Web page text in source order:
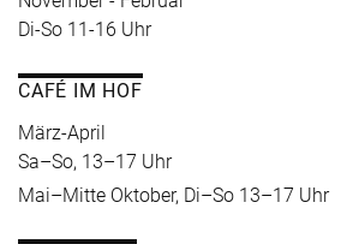
Di-So 11-16 Uhr
CAFÉ IM HOF
März-April
Sa–So, 13–17 Uhr
Mai–Mitte Oktober, Di–So 13–17 Uhr